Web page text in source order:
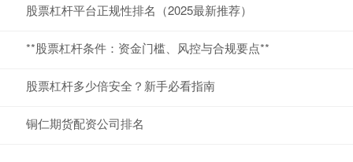
股票杠杆平台正规性排名（2025最新推荐）
**股票杠杆条件：资金门槛、风控与合规要点**
股票杠杆多少倍安全？新手必看指南
铜仁期货配资公司排名